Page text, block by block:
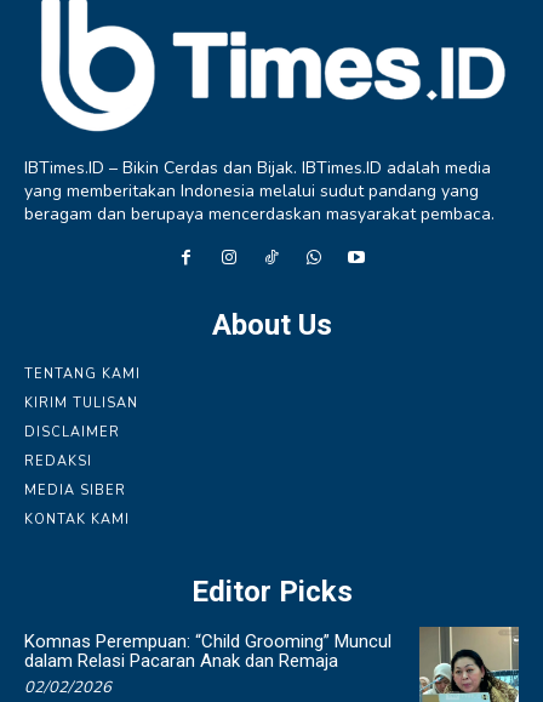
IBTimes.ID – Bikin Cerdas dan Bijak. IBTimes.ID adalah media
yang memberitakan Indonesia melalui sudut pandang yang
beragam dan berupaya mencerdaskan masyarakat pembaca.
About Us
TENTANG KAMI
KIRIM TULISAN
DISCLAIMER
REDAKSI
MEDIA SIBER
KONTAK KAMI
Editor Picks
Komnas Perempuan: “Child Grooming” Muncul
dalam Relasi Pacaran Anak dan Remaja
02/02/2026